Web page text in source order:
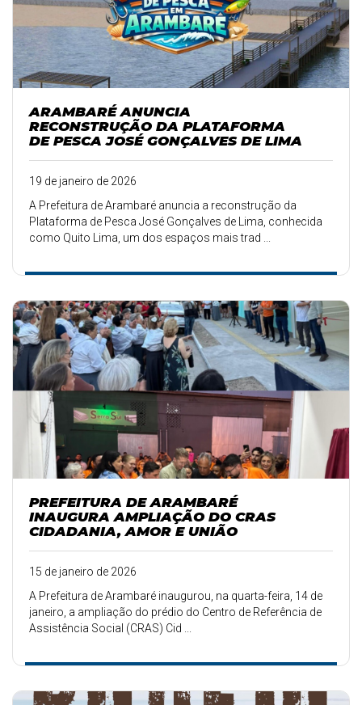
ARAMBARÉ ANUNCIA
RECONSTRUÇÃO DA PLATAFORMA
DE PESCA JOSÉ GONÇALVES DE LIMA
19 de janeiro de 2026
A Prefeitura de Arambaré anuncia a reconstrução da
Plataforma de Pesca José Gonçalves de Lima, conhecida
como Quito Lima, um dos espaços mais trad ...
PREFEITURA DE ARAMBARÉ
INAUGURA AMPLIAÇÃO DO CRAS
CIDADANIA, AMOR E UNIÃO
15 de janeiro de 2026
A Prefeitura de Arambaré inaugurou, na quarta-feira, 14 de
janeiro, a ampliação do prédio do Centro de Referência de
Assistência Social (CRAS) Cid ...